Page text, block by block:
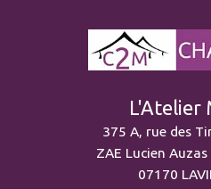
L'Atelier
375 A, rue des
ZAE Lucien
07170